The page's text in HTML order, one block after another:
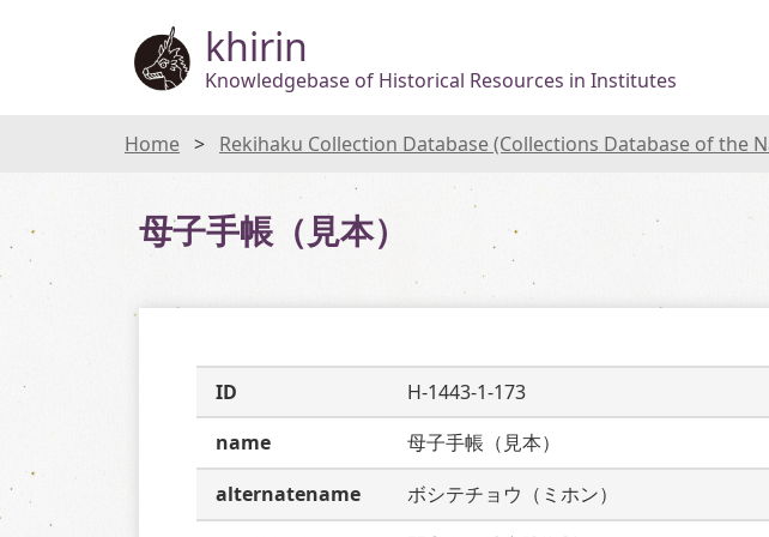
khirin
Knowledgebase of Historical Resources in Institutes
Home Rekihaku Collection Database (Collections Database of the
母子手帳（見本）
ID
H-1443-1-173
name
母子手帳（見本）
alternatename
ボシテチョウ（ミホン）